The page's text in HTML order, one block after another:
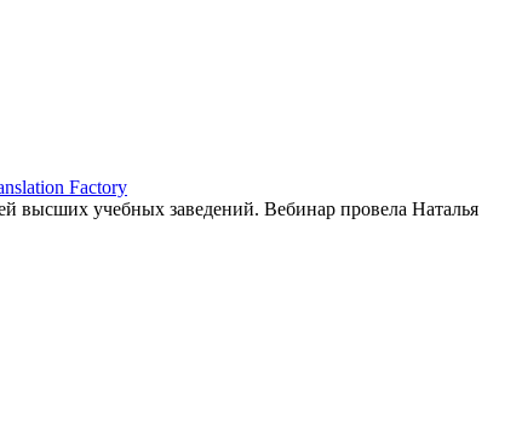
Factory
высших учебных заведений. Вебинар провела Наталья